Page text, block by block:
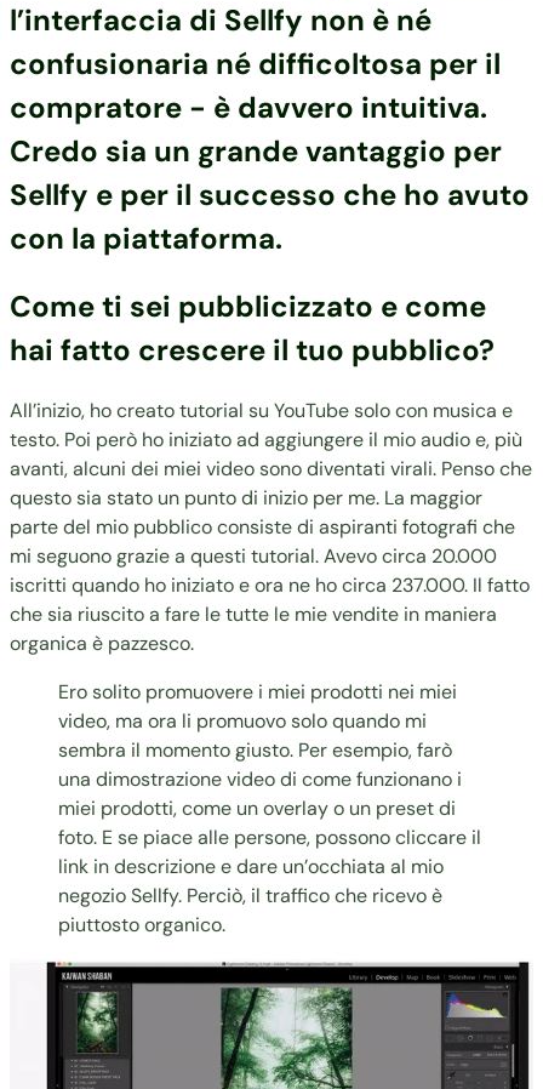
l’interfaccia di Sellfy non è né
confusionaria né difficoltosa per il
compratore - è davvero intuitiva.
Credo sia un grande vantaggio per
Sellfy e per il successo che ho avuto
con la piattaforma.
Come ti sei pubblicizzato e come
hai fatto crescere il tuo pubblico?
All’inizio, ho creato tutorial su YouTube solo con musica e
testo. Poi però ho iniziato ad aggiungere il mio audio e, più
avanti, alcuni dei miei video sono diventati virali. Penso che
questo sia stato un punto di inizio per me. La maggior
parte del mio pubblico consiste di aspiranti fotografi che
mi seguono grazie a questi tutorial. Avevo circa 20.000
iscritti quando ho iniziato e ora ne ho circa 237.000. Il fatto
che sia riuscito a fare le tutte le mie vendite in maniera
organica è pazzesco.
Ero solito promuovere i miei prodotti nei miei
video, ma ora li promuovo solo quando mi
sembra il momento giusto. Per esempio, farò
una dimostrazione video di come funzionano i
miei prodotti, come unoverlay o un preset di
foto. E se piace alle persone, possono cliccare il
link in descrizione e dare un’occhiata al mio
negozio Sellfy. Perciò, il traffico che ricevo è
piuttosto organico.